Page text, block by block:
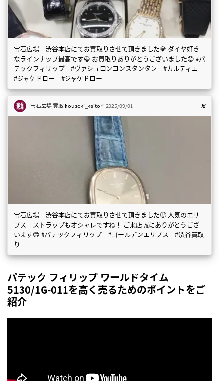
宝石広場 渋谷本店にてお買取りさせて頂きました💎 ダイヤ好き
なラインナップ最高です😀 お買取りありがとうございました😊 #パ
テックフィリップ #ヴァシュロンコンスタンタン #カルティエ
#ジャケドロー #ジャケドロー
宝石広場 買取houseki_kaitori 2025/09/01
宝石広場 渋谷本店にてお買取りさせて頂きました🙂 人気のエリ
プス ストラップもオシャレですね！ ご来店誠にありがとうござ
います😊 #パテックフィリップ #ゴールデンエリプス #渋谷買取
り
パテック フィリップ ワールドタイム
5130/1G-011を高く売るためのポイントをご
紹介